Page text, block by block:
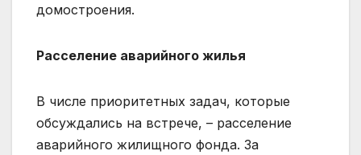
домостроения.
Расселение аварийного жилья
В числе приоритетных задач, которые
обсуждались на встрече, – расселение
аварийного жилищного фонда. За